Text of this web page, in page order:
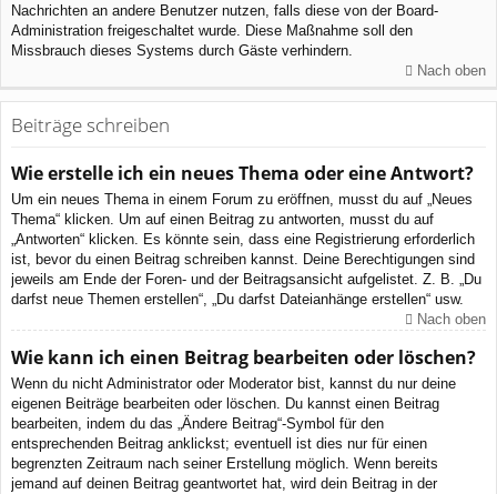
Nachrichten an andere Benutzer nutzen, falls diese von der Board-
Administration freigeschaltet wurde. Diese Maßnahme soll den
Missbrauch dieses Systems durch Gäste verhindern.
Nach oben
Beiträge schreiben
Wie erstelle ich ein neues Thema oder eine Antwort?
Um ein neues Thema in einem Forum zu eröffnen, musst du auf „Neues
Thema“ klicken. Um auf einen Beitrag zu antworten, musst du auf
„Antworten“ klicken. Es könnte sein, dass eine Registrierung erforderlich
ist, bevor du einen Beitrag schreiben kannst. Deine Berechtigungen sind
jeweils am Ende der Foren- und der Beitragsansicht aufgelistet. Z. B. „Du
darfst neue Themen erstellen“, „Du darfst Dateianhänge erstellen“ usw.
Nach oben
Wie kann ich einen Beitrag bearbeiten oder löschen?
Wenn du nicht Administrator oder Moderator bist, kannst du nur deine
eigenen Beiträge bearbeiten oder löschen. Du kannst einen Beitrag
bearbeiten, indem du das „Ändere Beitrag“-Symbol für den
entsprechenden Beitrag anklickst; eventuell ist dies nur für einen
begrenzten Zeitraum nach seiner Erstellung möglich. Wenn bereits
jemand auf deinen Beitrag geantwortet hat, wird dein Beitrag in der